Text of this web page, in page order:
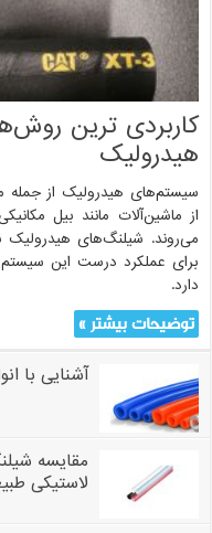
کاربردی ترین
هیدرولیک
سیستم‌های هیدرولیک از جمله
از ماشین‌آلات مانند بیل
می‌روند. شیلنگ‌های هیدرولیک
برای عملکرد درست این
دارد.
توضیحات بیشتر »
آشنایی با
مقایسه
لاستیکی